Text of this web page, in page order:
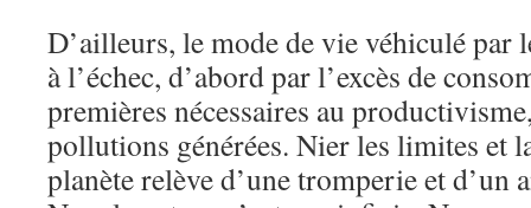
D’ailleurs, le mode de vie véhiculé par
à l’échec, d’abord par l’excès de
premières nécessaires au
pollutions générées. Nier les limites et
planète relève d’une tromperie et d’un